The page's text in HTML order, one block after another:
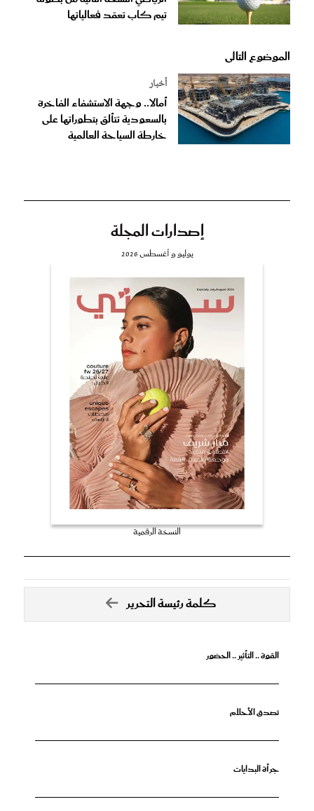
تيم كاب تعقد فعالياتها
الموضوع التالى
أخبار
أمالا.. وجهة الاستشفاء الفاخرة
بالسعودية تتألق بتطوراتها على
خارطة السياحة العالمية
إصدارات المجلة
يوليو و أغسطس 2026
النسخة الرقمية
كلمة رئيسة التحرير
القوة .. التأثير .. الحضور
تصدق الأحلام
جرأة البدايات